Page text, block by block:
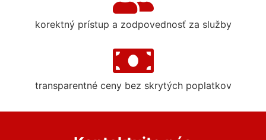
korektný prístup a zodpovednosť za služby
transparentné ceny bez skrytých poplatkov